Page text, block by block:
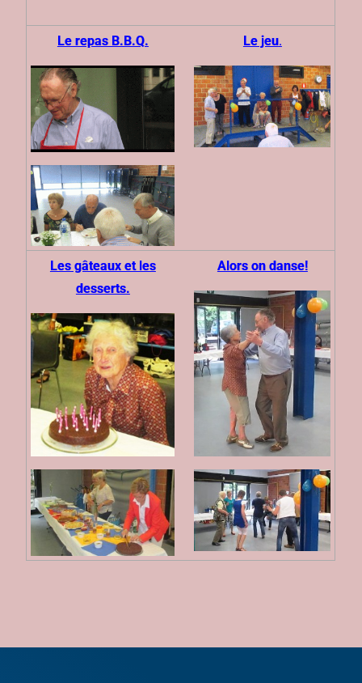
Le repas B.B.Q. Le jeu.
Les gâteaux et les
desserts.
Alors on danse!